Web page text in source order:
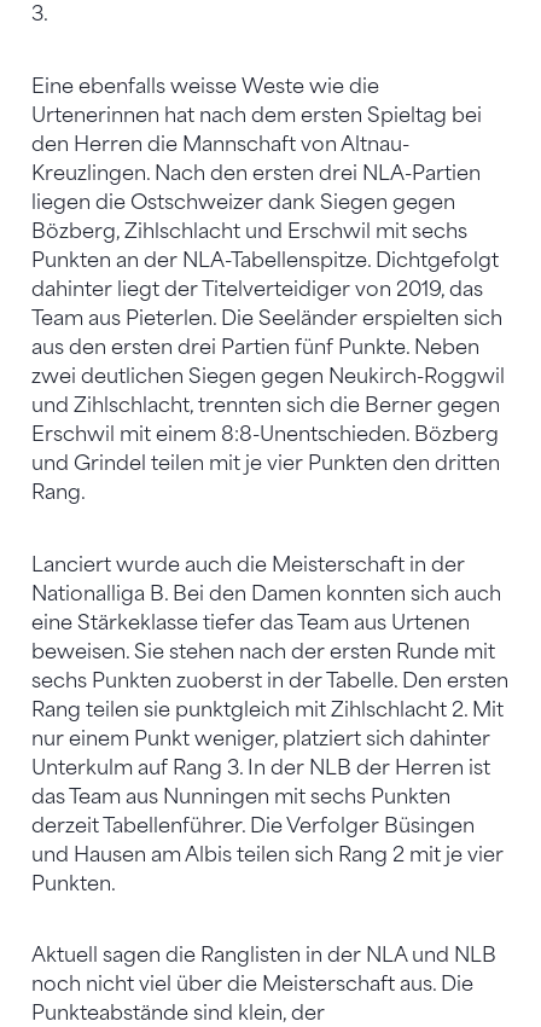
3.
Eine ebenfalls weisse Weste wie die
Urtenerinnen hat nach dem ersten Spieltag bei
den Herren die Mannschaft von Altnau-
Kreuzlingen. Nach den ersten drei NLA-Partien
liegen die Ostschweizer dank Siegen gegen
Bözberg, Zihlschlacht und Erschwil mit sechs
Punkten an der NLA-Tabellenspitze. Dichtgefolgt
dahinter liegt der Titelverteidiger von 2019, das
Team aus Pieterlen. Die Seeländer erspielten sich
aus den ersten drei Partien fünf Punkte. Neben
zwei deutlichen Siegen gegen Neukirch-Roggwil
und Zihlschlacht, trennten sich die Berner gegen
Erschwil mit einem 8:8-Unentschieden. Bözberg
und Grindel teilen mit je vier Punkten den dritten
Rang.
Lanciert wurde auch die Meisterschaft in der
Nationalliga B. Bei den Damen konnten sich auch
eine Stärkeklasse tiefer das Team aus Urtenen
beweisen. Sie stehen nach der ersten Runde mit
sechs Punkten zuoberst in der Tabelle. Den ersten
Rang teilen sie punktgleich mit Zihlschlacht 2. Mit
nur einem Punkt weniger, platziert sich dahinter
Unterkulm auf Rang 3. In der NLB der Herren ist
das Team aus Nunningen mit sechs Punkten
derzeit Tabellenführer. Die Verfolger Büsingen
und Hausen am Albis teilen sich Rang 2 mit je vier
Punkten.
Aktuell sagen die Ranglisten in der NLA und NLB
noch nicht viel über die Meisterschaft aus. Die
Punkteabstände sind klein, der